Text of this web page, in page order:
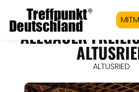
ALLGÄUER
ALTUSRIED